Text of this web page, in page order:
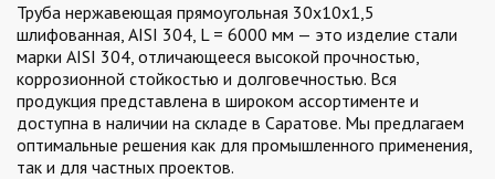
Труба нержавеющая прямоугольная 30х10х1,5
шлифованная, AISI 304, L = 6000 мм — это изделие стали
марки AISI 304, отличающееся высокой прочностью,
коррозионной стойкостью и долговечностью. Вся
продукция представлена в широком ассортименте и
доступна в наличии на складе в Саратове. Мы предлагаем
оптимальные решения как для промышленного применения,
так и для частных проектов.